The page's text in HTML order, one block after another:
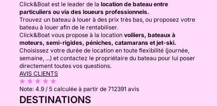
Click&Boat est le leader de la location de bateau entre
particuliers ou via des loueurs professionnels.
Trouvez un bateau à louer à des prix très bas, ou proposez votre
bateau à louer afin de le rentabiliser.
Click&Boat vous propose à la location voiliers, bateaux à
moteurs, semi-rigides, péniches, catamarans et jet-ski.
Choisissez votre durée de location en toute flexibilité (journée,
semaine, ...) et contactez le propriétaire du bateau pour lui poser
directement toutes vos questions.
AVIS CLIENTS
Note: 4.9 / 5 calculée à partir de 712391 avis
DESTINATIONS